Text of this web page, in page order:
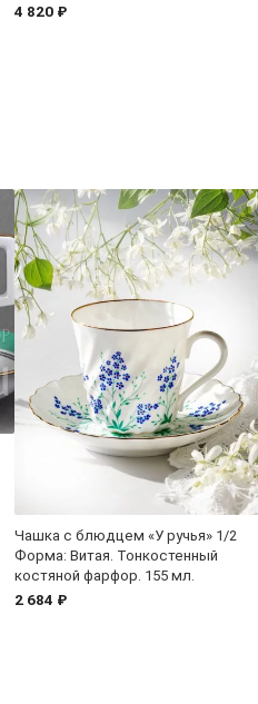
4 820 ₽
Чашка с блюдцем «У ручья» 1/2
Форма: Витая. Тонкостенный
костяной фарфор. 155 мл.
2 684 ₽